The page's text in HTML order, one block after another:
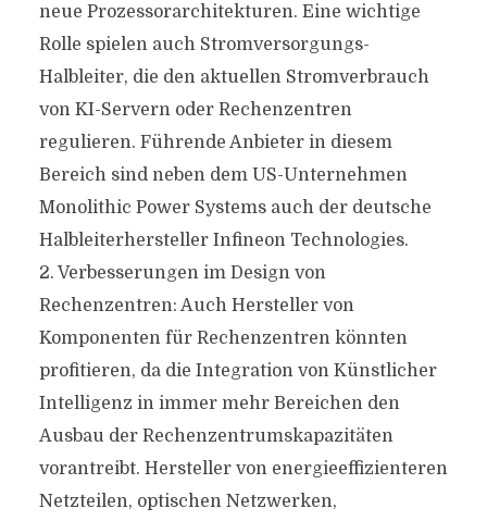
neue Prozessorarchitekturen. Eine wichtige
Rolle spielen auch Stromversorgungs-
Halbleiter, die den aktuellen Stromverbrauch
von KI-Servern oder Rechenzentren
regulieren. Führende Anbieter in diesem
Bereich sind neben dem US-Unternehmen
Monolithic Power Systems auch der deutsche
Halbleiterhersteller Infineon Technologies.
2. Verbesserungen im Design von
Rechenzentren: Auch Hersteller von
Komponenten für Rechenzentren könnten
profitieren, da die Integration von Künstlicher
Intelligenz in immer mehr Bereichen den
Ausbau der Rechenzentrumskapazitäten
vorantreibt. Hersteller von energieeffizienteren
Netzteilen, optischen Netzwerken,